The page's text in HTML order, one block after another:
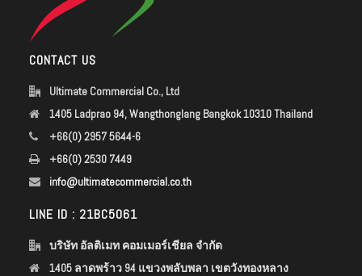
CONTACT US
Ultimate Commercial Co., Ltd
1405 Ladprao 94, Wangthonglang Bangkok 10310 Thailand
+66(0) 2957 5644-6
+66(0) 2530 7449
info@ultimatecommercial.co.th
LINE ID : 21BC5061
บริษัท อัลติเมท คอมเมอร์เชียล จำกัด
1405 ลาดพร้าว 94 แขวงพลับพลา เขตวังทองหลาง